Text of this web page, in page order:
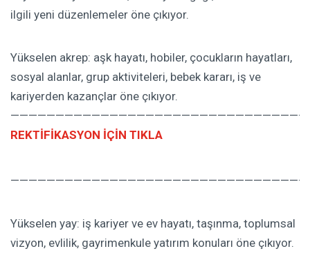
ilgili yeni düzenlemeler öne çıkıyor.
Yükselen akrep: aşk hayatı, hobiler, çocukların hayatları,
sosyal alanlar, grup aktiviteleri, bebek kararı, iş ve
kariyerden kazançlar öne çıkıyor.
REKTİFİKASYON İÇİN TIKLA
Yükselen yay: iş kariyer ve ev hayatı, taşınma, toplumsal
vizyon, evlilik, gayrimenkule yatırım konuları öne çıkıyor.